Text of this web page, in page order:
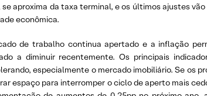
aproxima da taxa terminal, e os últimos ajustes
econômica.
de trabalho continua apertado e a inflação
a diminuir recentemente. Os principais
especialmente o mercado imobiliário. Se os
espaço para interromper o ciclo de aperto mais